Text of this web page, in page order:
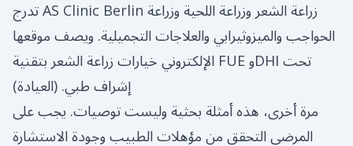
تدرج AS Clinic Berlin زراعة الشعر وزراعة اللحية وزراعة
الحواجب والميزوثيرابي والعلاجات التجميلية. ويصف موقعها
الإلكتروني خيارات زراعة الشعر بتقنية FUE وDHI تحت
إشراف طبي. (العيادة)
مرة أخرى، هذه أمثلة بحثية وليست توصيات. يجب على
المرضى التحقق من مؤهلات الطبيب وجودة الاستشارة